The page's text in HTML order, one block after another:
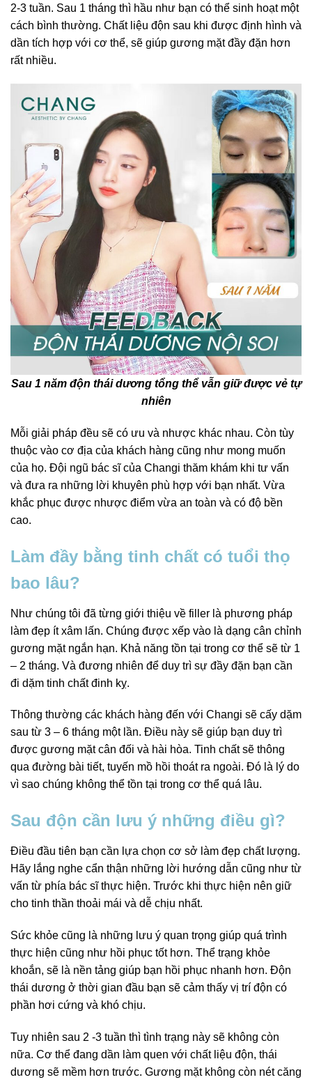
2-3 tuần. Sau 1 tháng thì hầu như bạn có thể sinh hoạt một
cách bình thường. Chất liệu độn sau khi được định hình và
dần tích hợp với cơ thể, sẽ giúp gương mặt đầy đặn hơn
rất nhiều.
Sau 1 năm độn thái dương tổng thể vẫn giữ được vẻ tự
nhiên
Mỗi giải pháp đều sẽ có ưu và nhược khác nhau. Còn tùy
thuộc vào cơ địa của khách hàng cũng như mong muốn
của họ. Đội ngũ bác sĩ của Changi thăm khám khi tư vấn
và đưa ra những lời khuyên phù hợp với bạn nhất. Vừa
khắc phục được nhược điểm vừa an toàn và có độ bền
cao.
Làm đầy bằng tinh chất có tuổi thọ
bao lâu?
Như chúng tôi đã từng giới thiệu về filler là phương pháp
làm đẹp ít xâm lấn. Chúng được xếp vào là dạng cân chỉnh
gương mặt ngắn hạn. Khả năng tồn tại trong cơ thể sẽ từ 1
– 2 tháng. Và đương nhiên để duy trì sự đầy đặn bạn cần
đi dặm tinh chất đinh kỵ.
Thông thường các khách hàng đến với Changi sẽ cấy dặm
sau từ 3 – 6 tháng một lần. Điều này sẽ giúp bạn duy trì
được gương mặt cân đối và hài hòa. Tinh chất sẽ thông
qua đường bài tiết, tuyến mồ hồi thoát ra ngoài. Đó là lý do
vì sao chúng không thể tồn tại trong cơ thể quá lâu.
Sau độn cần lưu ý những điều gì?
Điều đầu tiên bạn cần lựa chọn cơ sở làm đẹp chất lượng.
Hãy lắng nghe cẩn thận những lời hướng dẫn cũng như từ
vấn từ phía bác sĩ thực hiện. Trước khi thực hiện nên giữ
cho tinh thần thoải mái và dễ chịu nhất.
Sức khỏe cũng là những lưu ý quan trọng giúp quá trình
thực hiện cũng như hồi phục tốt hơn. Thể trạng khỏe
khoắn, sẽ là nền tảng giúp bạn hồi phục nhanh hơn. Độn
thái dương ở thời gian đầu bạn sẽ cảm thấy vị trí độn có
phần hơi cứng và khó chịu.
Tuy nhiên sau 2 -3 tuần thì tình trạng này sẽ không còn
nữa. Cơ thể đang dần làm quen với chất liệu độn, thái
dương sẽ mềm hơn trước. Gương mặt không còn nét căng